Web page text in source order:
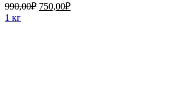
990,00₽ 750,00₽
1 кг